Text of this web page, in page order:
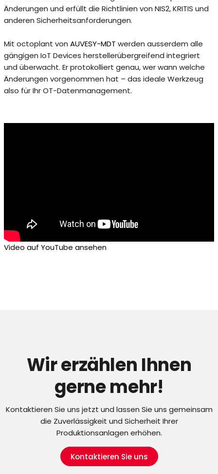
Änderungen und erfüllt die Richtlinien von NIS2, KRITIS und
anderen Sicherheitsanforderungen.
Mit octoplant von AUVESY-MDT werden ausserdem alle
gängigen IoT Devices herstellerübergreifend integriert
und überwacht. Er protokolliert genau, wer wann welche
Änderungen vorgenommen hat – das ideale Werkzeug
also für Ihr OT-Datenmanagement.
Video auf YouTube ansehen
Wir erzählen Ihnen
gerne mehr!
Kontaktieren Sie uns jetzt und lassen Sie uns gemeinsam
die Zuverlässigkeit und Sicherheit Ihrer
Produktionsanlagen erhöhen.
Kontaktieren Sie uns